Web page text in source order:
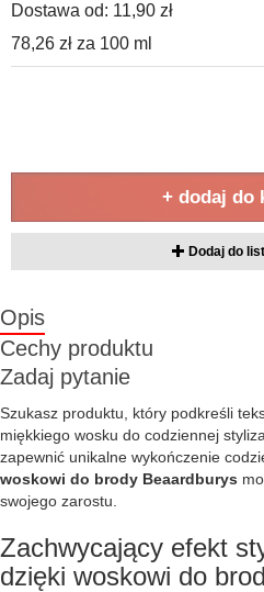
Dostawa od: 11,90 zł
78,26 zł za 100 ml
+ dodaj do
Dodaj do
Opis
Cechy produktu
Zadaj pytanie
Szukasz produktu, który podkreśli
miękkiego wosku do codziennej
zapewnić unikalne wykończenie
woskowi do brody Beaardburys
swojego zarostu.
Zachwycający efekt
dzięki woskowi do